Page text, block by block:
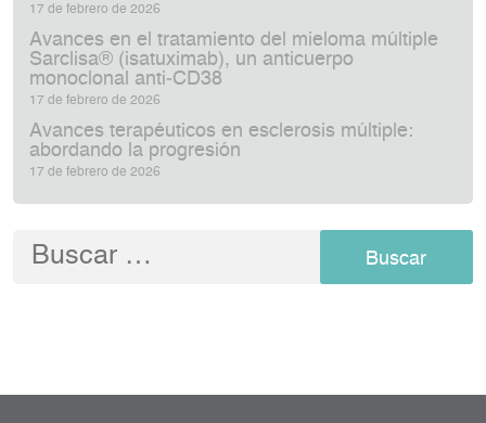
17 de febrero de 2026
Avances en el tratamiento del mieloma múltiple
Sarclisa® (isatuximab), un anticuerpo
monoclonal anti‑CD38
17 de febrero de 2026
Avances terapéuticos en esclerosis múltiple:
abordando la progresión
17 de febrero de 2026
Buscar: